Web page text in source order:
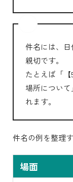
件名には、
親切です。
たとえば「
場所につい
れます。
件名の例を整理
場面